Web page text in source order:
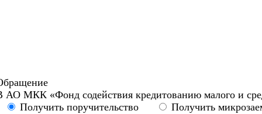
АО МКК «Фонд содействия кредитованию малого и
Получить поручительство
Получить